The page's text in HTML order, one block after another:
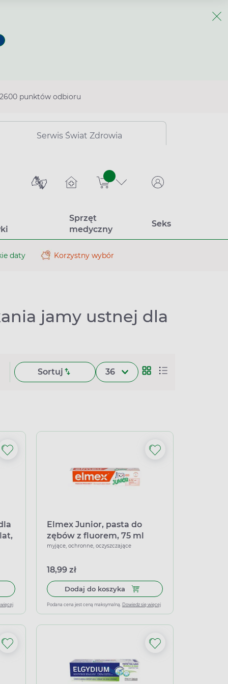
2600 punktów odbioru
Serwis Świat Zdrowia
sztuk
Sprzęt
medyczny
Seks
daty Korzystny wybór
jamy ustnej dla
Sortuj 36
miękkich
do koszyka Elmex, pasta do zębów dla dzieci – od 1. ząbka do 6
Elmex Junior, pasta do
zębów z fluorem, 75 ml
myjące, ochronne, oczyszczające
18,99 zł
Dodaj do koszyka Dodaj do koszyka Elmex
Podana cena jest ceną maksymalną. Dowiedz się więcej